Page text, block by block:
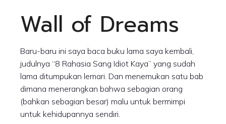
Wall of Dreams
Baru-baru ini saya baca buku lama saya kembali,
judulnya “8 Rahasia Sang Idiot Kaya” yang sudah
lama ditumpukan lemari. Dan menemukan satu bab
dimana menerangkan bahwa sebagian orang
(bahkan sebagian besar) malu untuk bermimpi
untuk kehidupannya sendiri.